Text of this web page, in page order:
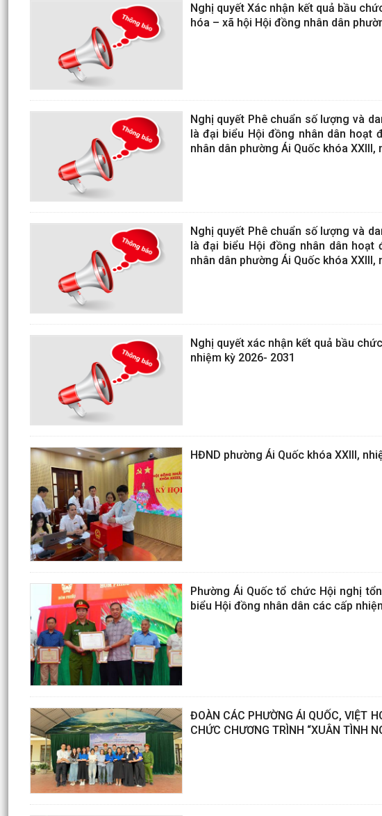
Nghị quyết Xác nhận kết quả bầu
hóa – xã hội Hội đồng nhân dân
Nghị quyết Phê chuẩn số lượng và
là đại biểu Hội đồng nhân dân hoạt
nhân dân phường Ái Quốc khóa XXIII,
Nghị quyết Phê chuẩn số lượng và
là đại biểu Hội đồng nhân dân
nhân dân phường Ái Quốc khóa XXIII,
Nghị quyết xác nhận kết quả bầu
nhiệm kỳ 2026- 2031
HĐND phường Ái Quốc khóa XXIII,
Phường Ái Quốc tổ chức Hội nghị
biểu Hội đồng nhân dân các cấp
ĐOÀN CÁC PHƯỜNG ÁI QUỐC, VIỆT
CHỨC CHƯƠNG TRÌNH “XUÂN TÌNH